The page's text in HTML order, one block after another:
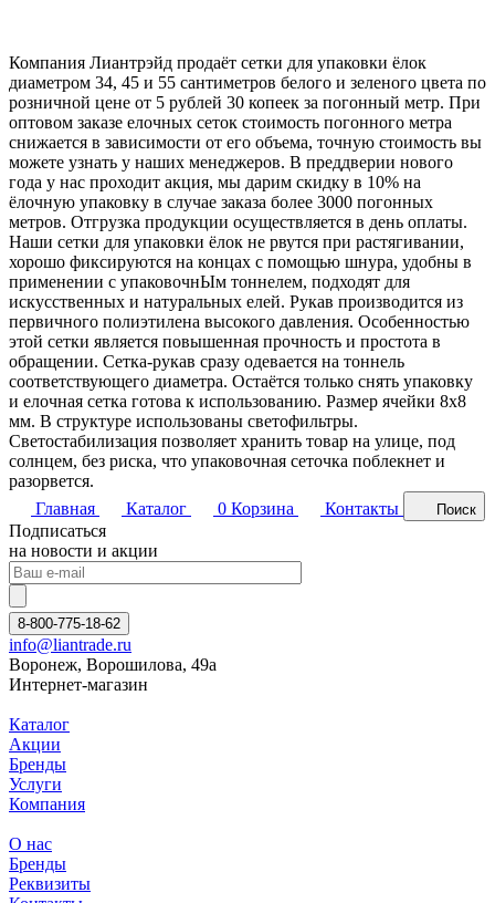
Компания Лиантрэйд продаёт сетки для упаковки ёлок
диаметром 34, 45 и 55 сантиметров белого и зеленого цвета по
розничной цене от 5 рублей 30 копеек за погонный метр. При
оптовом заказе елочных сеток стоимость погонного метра
снижается в зависимости от его объема, точную стоимость вы
можете узнать у наших менеджеров. В преддверии нового
года у нас проходит акция, мы дарим скидку в 10% на
ёлочную упаковку в случае заказа более 3000 погонных
метров. Отгрузка продукции осуществляется в день оплаты.
Наши сетки для упаковки ёлок не рвутся при растягивании,
хорошо фиксируются на концах с помощью шнура, удобны в
применении с упаковочнЫм тоннелем, подходят для
искусственных и натуральных елей. Рукав производится из
первичного полиэтилена высокого давления. Особенностью
этой сетки является повышенная прочность и простота в
обращении. Сетка-рукав сразу одевается на тоннель
соответствующего диаметра. Остаётся только снять упаковку
и елочная сетка готова к использованию. Размер ячейки 8х8
мм. В структуре использованы светофильтры.
Светостабилизация позволяет хранить товар на улице, под
солнцем, без риска, что упаковочная сеточка поблекнет и
разорвется.
Главная
Каталог 0 Корзина Контакты Поиск
Подписаться
на новости и акции
8-800-775-18-62
info@liantrade.ru
Воронеж, Ворошилова, 49а
Интернет-магазин
Каталог
Акции
Бренды
Услуги
Компания
О нас
Бренды
Реквизиты